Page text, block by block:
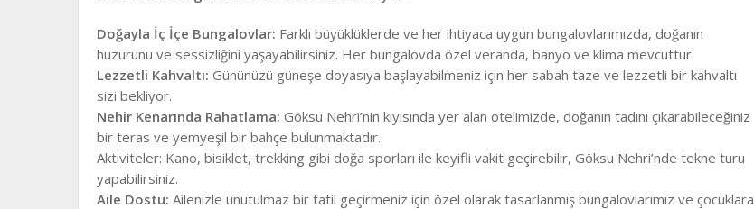
Doğayla İç İçe Bungalovlar: Farklı büyüklüklerde ve her ihtiyaca uygun bungalovlarımızda, doğanın
huzurunu ve sessizliğini yaşayabilirsiniz. Her bungalovda özel veranda, banyo ve klima mevcuttur.
Lezzetli Kahvaltı: Gününüzü güneşe doyasıya başlayabilmeniz için her sabah taze ve lezzetli bir kahvaltı
sizi bekliyor.
Nehir Kenarında Rahatlama: Göksu Nehri’nin kıyısında yer alan otelimizde, doğanın tadını çıkarabileceğiniz
bir teras ve yemyeşil bir bahçe bulunmaktadır.
Aktiviteler: Kano, bisiklet, trekking gibi doğa sporları ile keyifli vakit geçirebilir, Göksu Nehri’nde tekne turu
yapabilirsiniz.
Aile Dostu: Ailenizle unutulmaz bir tatil geçirmeniz için özel olarak tasarlanmış bungalovlarımız ve çocuklara